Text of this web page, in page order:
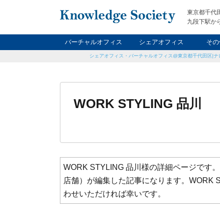
東京都千代
九段下駅か
バーチャルオフィス シェアオフィス そ
レン
ナイト&
シェアオフィス・バーチャルオフィス@東京都千代田区|
WORK STYLING 品川
WORK STYLING 品川様の詳細ページです
店舗）が編集した記事になります。WORK
わせいただければ幸いです。